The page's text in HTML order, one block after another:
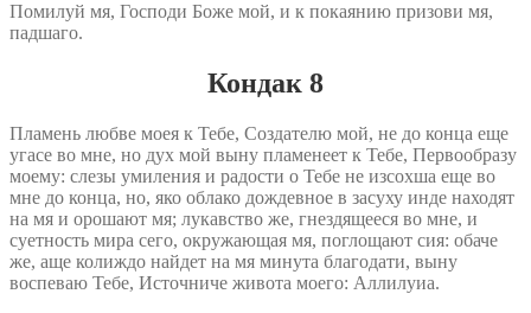
Помилуй мя, Господи Боже мой, и к покаянию призови мя,
падшаго.
Кондак 8
Пламень любве моея к Тебе, Создателю мой, не до конца еще
угасе во мне, но дух мой выну пламенеет к Тебе, Первообразу
моему: слезы умиления и радости о Тебе не изсохша еще во
мне до конца, но, яко облако дождевное в засуху инде находят
на мя и орошают мя; лукавство же, гнездящееся во мне, и
суетность мира сего, окружающая мя, поглощают сия: обаче
же, аще колиждо найдет на мя минута благодати, выну
воспеваю Тебе, Источниче живота моего: Аллилуиа.